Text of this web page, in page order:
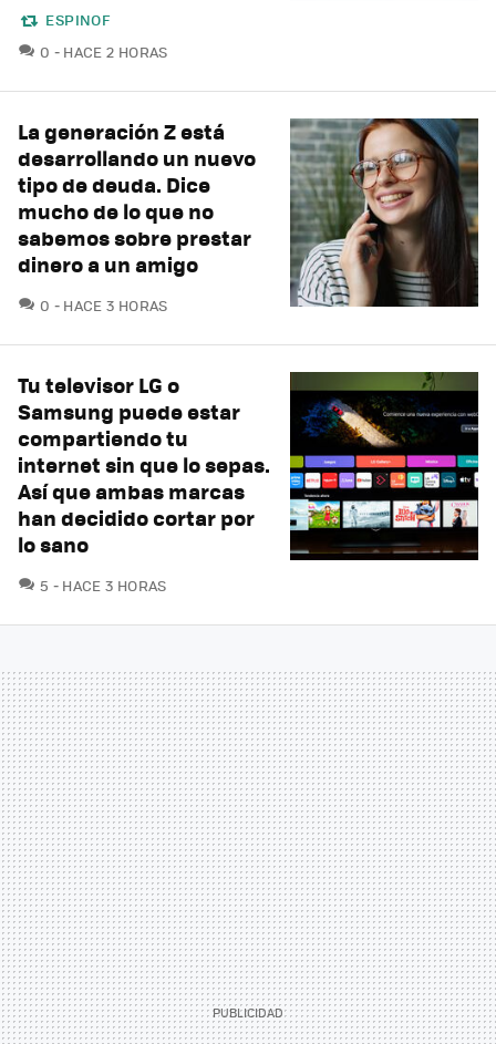
ESPINOF
0 COMENTARIOS
HACE 2 HORAS
La generación Z está
desarrollando un nuevo
tipo de deuda. Dice
mucho de lo que no
sabemos sobre prestar
dinero a un amigo
0 COMENTARIOS
HACE 3 HORAS
Tu televisor LG o
Samsung puede estar
compartiendo tu
internet sin que lo sepas.
Así que ambas marcas
han decidido cortar por
lo sano
5 COMENTARIOS
HACE 3 HORAS